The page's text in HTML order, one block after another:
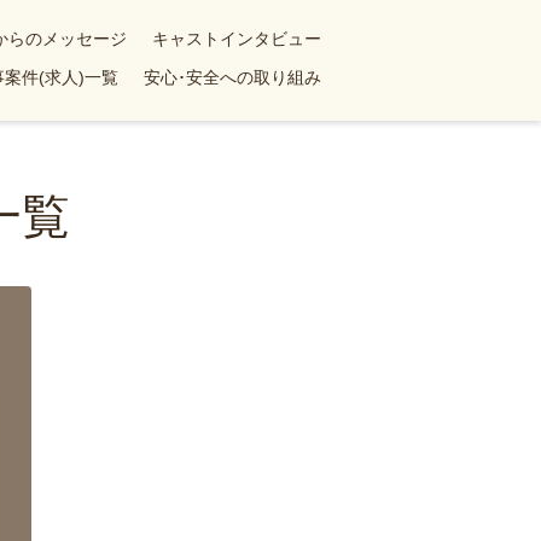
らのメッセージ
キャストインタビュー
案件(求人)一覧 安心･安全への取り組み
覧